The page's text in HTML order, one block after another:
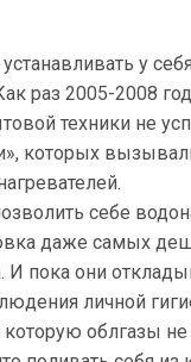
у
раз 2005-2008
техники не
которых
себе
даже самых
пока они
личной
облгазы